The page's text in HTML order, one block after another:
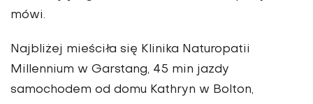
mówi.
Najbliżej mieściła się Klinika Naturopatii
Millennium w Garstang, 45 min jazdy
samochodem od domu Kathryn w Bolton,